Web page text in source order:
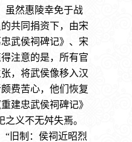
虽然惠陵幸免于战
共同捐资下，由宋
武侯祠碑记》、宋
注意的是，所有官
，将武侯像移入汉
费苦心，他们恢复
建忠武侯祠碑记》
义不无舛失焉。
旧制：侯祠近昭烈